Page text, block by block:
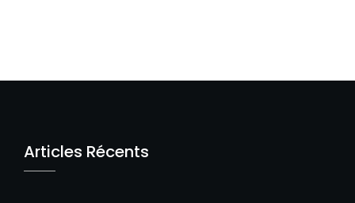
Articles Récents